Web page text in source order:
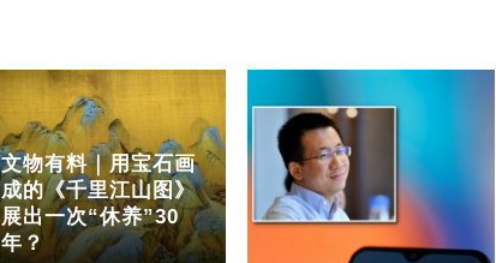
文物有料｜用宝石画
成的《千里江山图》
展出一次“休养”30
年？